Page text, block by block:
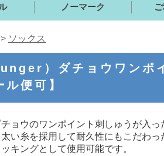
ノーマーク
> ソックス
）ダチョウワンポ
便可】
ョウのワンポイント刺しゅうが入
い糸を採用して耐久性にもこだわ
キングとして使用可能です。